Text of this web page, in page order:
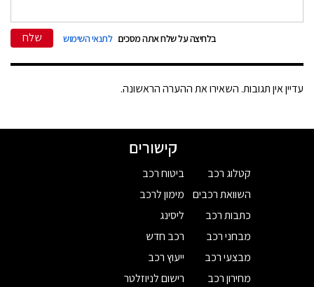
בלחיצה על שלח אתה מסכים לתנאי השימוש שלח
עדיין אין תגובות. השאירו את ההערה הראשונה.
קישורים
קטלוג רכב
השוואת רכבים
כתבות רכב
מבחני רכב
מבצעי רכב
מחירון רכב
ביטוח רכב
מימון לרכב
ליסינג
רכב חדש
ייעוץ רכב
רישום לניוזלטר